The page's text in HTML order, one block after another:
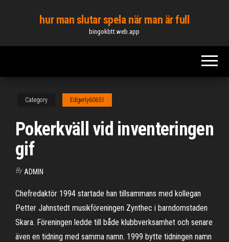
content
hur man slutar spela när man är full
bingokbtt.web.app
Category Edgerly60651
Pokerkväll vid inventeringen
gif
By ADMIN
Chefredaktör 1994 startade han tillsammans med kollegan
Petter Jahnstedt musikföreningen Zynthec i barndomstaden
Skara. Föreningen ledde till både klubbverksamhet och senare
även en tidning med samma namn. 1999 bytte tidningen namn